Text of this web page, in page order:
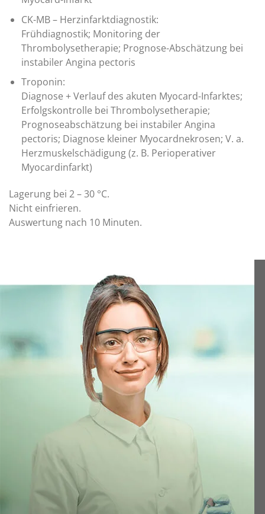
CK-MB – Herzinfarktdiagnostik:
Frühdiagnostik; Monitoring der
Thrombolysetherapie; Prognose-Abschätzung bei
instabiler Angina pectoris
Troponin:
Diagnose + Verlauf des akuten Myocard-Infarktes;
Erfolgskontrolle bei Thrombolysetherapie;
Prognoseabschätzung bei instabiler Angina
pectoris; Diagnose kleiner Myocardnekrosen; V. a.
Herzmuskelschädigung (z. B. Perioperativer
Myocardinfarkt)
Lagerung bei 2 – 30 °C.
Nicht einfrieren.
Auswertung nach 10 Minuten.